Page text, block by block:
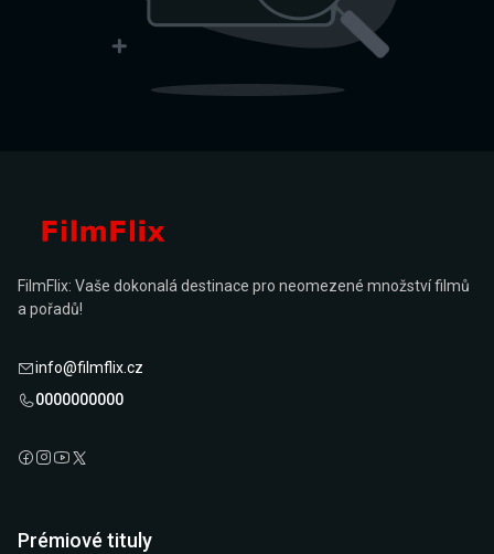
FilmFlix: Vaše dokonalá destinace pro neomezené množství filmů
a pořadů!
info@filmflix.cz
0000000000
Prémiové tituly